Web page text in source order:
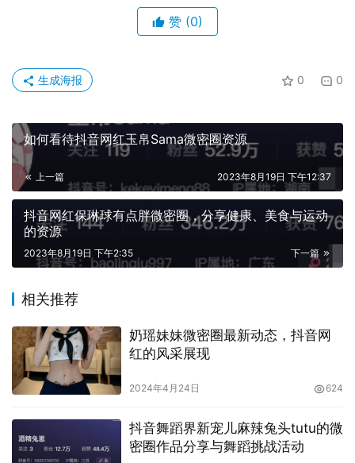
而现在，沈汝凡微密圈免费资源也可以在网上找到，包括各
可以帮助她更好地宣传自己的品牌和产品，提高市场占有率
和品牌知名度。
COSER邀您一起欣赏更精彩的COSPLAY！
赞 (0)
0 0
生成海报
如何看待抖音网红玉帛Sama微密圈资源
上一篇 2023年8月19日 下午12:37
抖音网红保琳球有点胖微密圈，分享健康、美食与运动
的资源
下一篇
2023年8月19日 下午2:35
相关推荐
奶瑶妹妹微密圈最新动态，抖音网
红的风采展现
2024年4月24日 624
抖音舞蹈界新宠儿麻辣兔头tutu的微
密圈作品分享与舞蹈挑战活动